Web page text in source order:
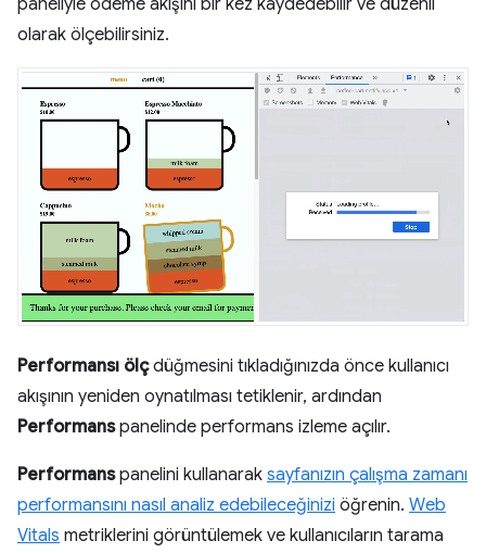
paneliyle ödeme akışını bir kez kaydedebilir ve düzenli
olarak ölçebilirsiniz.
Performansı ölçdüğmesini tıkladığınızda önce kullanıcı
akışının yeniden oynatılması tetiklenir, ardından
Performanspanelinde performans izleme açılır.
Performanspanelini kullanarak sayfanızın çalışma zamanı
performansını nasıl analiz edebileceğinizi öğrenin. Web
Vitals metriklerini görüntülemek ve kullanıcıların tarama